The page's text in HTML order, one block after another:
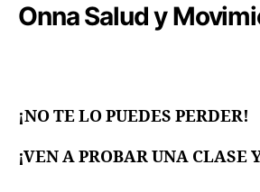
Onna Salud y
¡NO TE LO PUEDES PERDER!
¡VEN A PROBAR UNA CLASE